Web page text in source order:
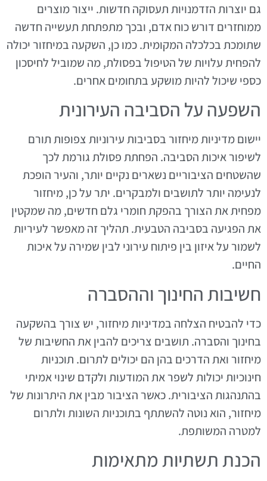
גם יוצרות הזדמנויות תעסוקה חדשות. ייצור מוצרים
ממוחזרים דורש כוח אדם, ובכך מתפתחת תעשייה חדשה
שתומכת בכלכלה המקומית. כמו כן, השקעה במיחזור יכולה
להפחית עלויות של הטיפול בפסולת, מה שמוביל לחיסכון
כספי שיכול להיות מושקע בתחומים אחרים.
השפעה על הסביבה העירונית
יישום מדיניות מיחזור בסביבות עירוניות צפופות תורם
לשיפור איכות הסביבה. הפחתת פסולת גורמת לכך
שהשטחים הציבוריים נשארים נקיים יותר, והעיר הופכת
לנעימה יותר לתושבים ולמבקרים. יתר על כן, מיחזור
מפחית את הצורך בהפקת חומרי גלם חדשים, מה שמקטין
את הפגיעה בסביבה הטבעית. תהליך זה מאפשר לעיריות
לשמור על איזון בין פיתוח עירוני לבין שמירה על איכות
החיים.
חשיבות החינוך וההסברה
כדי להבטיח הצלחה במדיניות מיחזור, יש צורך בהשקעה
בחינוך והסברה. תושבים צריכים להבין את החשיבות של
מיחזור ואת הדרכים בהן הם יכולים לתרום. תוכניות
חינוכיות יכולות לשפר את המודעות ולקדם שינוי אמיתי
בהתנהגות הציבורית. כאשר הציבור מבין את היתרונות של
מיחזור, הוא נוטה להשתתף בתוכניות השונות ולתרום
למטרה המשותפת.
הכנת תשתיות מתאימות